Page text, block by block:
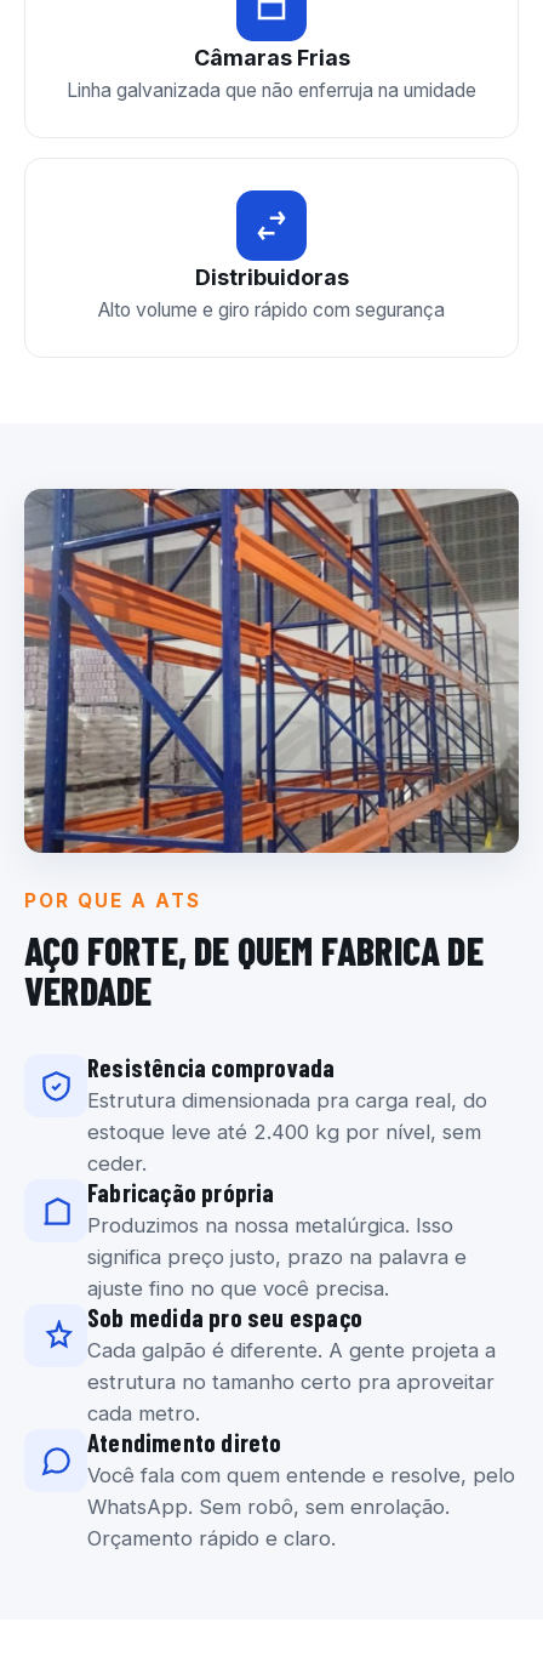
Câmaras Frias
Linha galvanizada que não enferruja na umidade
Distribuidoras
Alto volume e giro rápido com segurança
POR QUE A ATS
AÇO FORTE, DE QUEM FABRICA DE
VERDADE
Resistência comprovada
Estrutura dimensionada pra carga real, do
estoque leve até 2.400 kg por nível, sem
ceder.
Fabricação própria
Produzimos na nossa metalúrgica. Isso
significa preço justo, prazo na palavra e
ajuste fino no que você precisa.
Sob medida pro seu espaço
Cada galpão é diferente. A gente projeta a
estrutura no tamanho certo pra aproveitar
cada metro.
Atendimento direto
Você fala com quem entende e resolve, pelo
WhatsApp. Sem robô, sem enrolação.
Orçamento rápido e claro.